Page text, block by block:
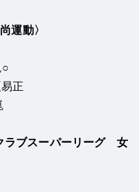
運動〉
正
ブスーパーリーグ 女